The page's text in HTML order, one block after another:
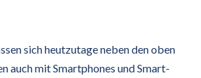
sich heutzutage neben den oben
auch mit Smartphones und Smart-